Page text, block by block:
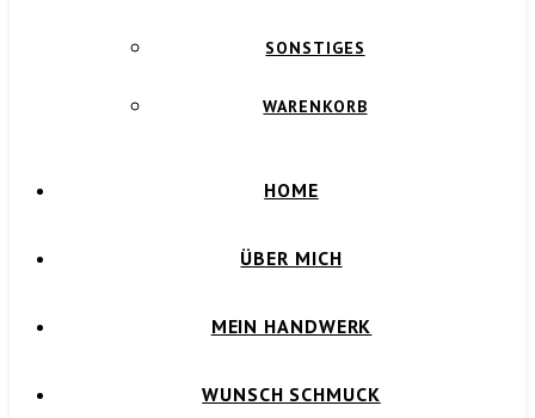
SONSTIGES
WARENKORB
HOME
ÜBER MICH
MEIN HANDWERK
WUNSCH SCHMUCK